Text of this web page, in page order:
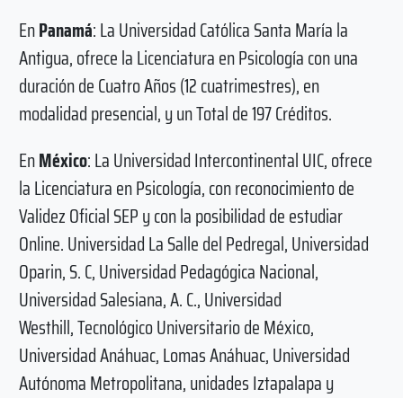
EnPanamá: La Universidad Católica Santa María la
Antigua, ofrece la Licenciatura en Psicología con una
duración de Cuatro Años (12 cuatrimestres), en
modalidad presencial, y un Total de 197 Créditos.
EnMéxico: La Universidad Intercontinental UIC, ofrece
la Licenciatura en Psicología, con reconocimiento de
Validez Oficial SEP y con la posibilidad de estudiar
Online. Universidad La Salle del Pedregal, Universidad
Oparin, S. C, Universidad Pedagógica Nacional,
Universidad Salesiana, A. C., Universidad
Westhill, Tecnológico Universitario de México,
Universidad Anáhuac, Lomas Anáhuac, Universidad
Autónoma Metropolitana, unidades Iztapalapa y